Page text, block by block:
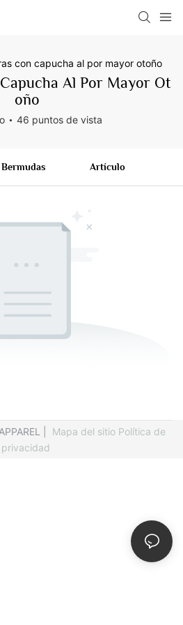
con capucha al por mayor otoño
Al Por Mayor Ot
Oño
46 puntos de vista
Bermudas Artículo
| Mapa del sitio Política de
privacidad